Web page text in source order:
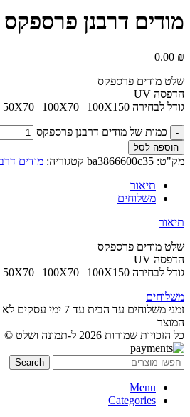
מודים דרבנן פרספקס
0.00 ₪
שלט מודים פרספקס
הדפסה UV
גודל לבחירה 50X70 | 100X70 | 100X150
כמות של מודים דרבנן פרספקס
הוספה לסל
מק"ט: ba3866600c35 קטגוריה: מודים
תיאור
משלוחים
תיאור
שלט מודים פרספקס
הדפסה UV
גודל לבחירה 50X70 | 100X70 | 100X150
משלוחים
זמני משלוחים עד הבית
המוצר
כל הזכויות שמורות 2026 ל-תמונה ושלט ©
Search
Menu
Categories